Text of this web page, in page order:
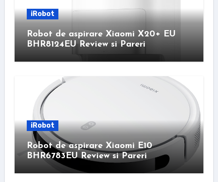
iRobot
Robot de aspirare Xiaomi X20+ EU
BHR8124EU Review si Pareri
iRobot
Robot de aspirare Xiaomi E10
BHR6783EU Review si Pareri